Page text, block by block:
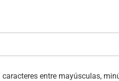
entre mayúsculas,